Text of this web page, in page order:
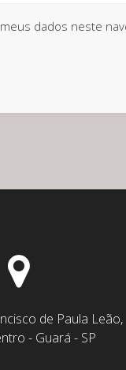
dados neste
de Paula Leão,
- Guará - SP